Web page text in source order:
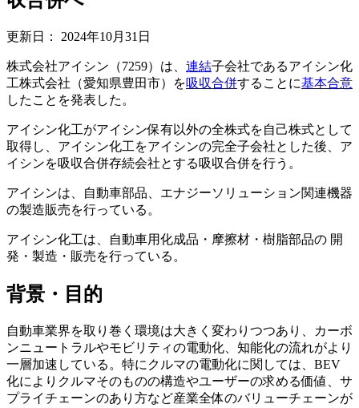
更新日： 2024年10月31日
株式会社アイシン（7259）は、 連結子会社であるアイシン化
工株式会社（愛知県豊田市）を吸収合併することに基本合意
したことを発表した。
アイシン化工がアイシン保有以外の全株式を自己株式として
取得し、アイシン化工をアイシンの完全子会社とした後、ア
イシンを吸収合併存続会社とする吸収合併を行う。
アイシンは、自動車部品、エナジーソリューション関連機器
の製造販売を行っている。
アイシン化工は、自動車用化成品・摩擦材・樹脂部品の 開
発・製造・販売を行っている。
背景・目的
自動車業界を取り巻く環境は大きく変わりつつあり、カーボ
ンニュートラルやモビリティの電動化、知能化の流れがより
一層加速している。特にクルマの電動化に関しては、BEV
化によりクルマそのものの構造やユーザーの求める価値、サ
プライチェーンのあり方など産業全体のバリューチェーンが